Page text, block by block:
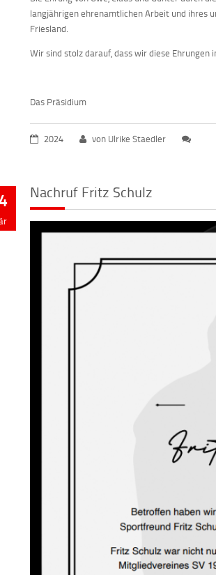
langjährigen ehrenamtlichen Arbeit und ihres
Friesland.
Wir sind stolz darauf, dass wir diese Ehrungen
Das Präsidium
2024 von Ulrike Staedler
Nachruf Fritz Schulz